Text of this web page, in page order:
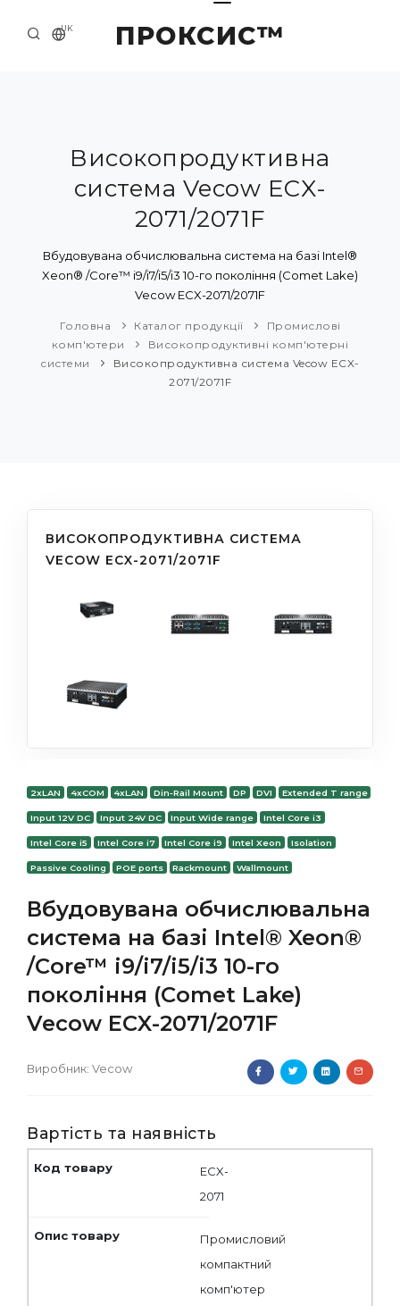
ПРОКСИС™
UK
ПРО НАС
ПРИКЛАДИ ТА РІШЕННЯ
КАТАЛОГ ПРОДУКЦІЇ
НОВИНИ
Високопродуктивна
система Vecow ECX-
2071/2071F
Вбудовувана обчислювальна система на базі Intel®
Xeon® /Core™ i9/i7/i5/i3 10-го покоління (Comet Lake)
Vecow ECX-2071/2071F
Головна Каталог продукції
Промислові
комп'ютери
Високопродуктивні комп'ютерні
системи
Високопродуктивна система Vecow ECX-
2071/2071F
ВИСОКОПРОДУКТИВНА СИСТЕМА
VECOW ECX-2071/2071F
2xLAN 4xCOM 4xLAN Din-Rail Mount DP DVI Extended T range
Input 12V DC Input 24V DC Input Wide range Intel Core i3
Intel Core i5 Intel Core i7 Intel Core i9 Intel Xeon Isolation
Passive Cooling POE ports Rackmount Wallmount
Вбудовувана обчислювальна
система на базі Intel® Xeon®
/Core™ i9/i7/i5/i3 10-го
покоління (Comet Lake)
Vecow ECX-2071/2071F
Виробник: Vecow
Вартість та наявність
ECX-
2071
Промисловий
компактний
комп'ютер